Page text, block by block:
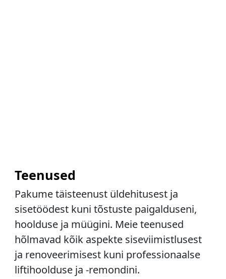
Teenused
Pakume täisteenust üldehitusest ja
sisetöödest kuni tõstuste paigalduseni,
hoolduse ja müügini. Meie teenused
hõlmavad kõik aspekte siseviimistlusest
ja renoveerimisest kuni professionaalse
liftihoolduse ja -remondini.